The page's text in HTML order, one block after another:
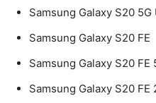
Samsung Galaxy S20 5G
Samsung Galaxy S20 FE
Samsung Galaxy S20 FE
Samsung Galaxy S20 FE